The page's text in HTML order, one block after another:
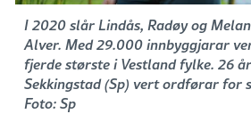
I 2020 slår Lindås, Radøy og
Alver. Med 29.000 innbyggjarar
fjerde største i Vestland fylke. 26
Sekkingstad (Sp) vert ordførar for
Foto: Sp